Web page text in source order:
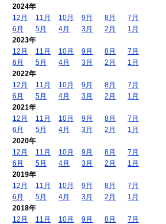
2024年
12月
11月 10月 9月 8月
7月
6月
5月 4月 3月 2月
1月
2023年
12月
11月 10月 9月 8月
7月
6月
5月 4月 3月 2月
1月
2022年
12月
11月 10月 9月 8月
7月
6月
5月 4月 3月 2月
1月
2021年
12月
11月 10月 9月 8月
7月
6月
5月 4月 3月 2月
1月
2020年
12月
11月 10月 9月 8月
7月
6月
5月 4月 3月 2月
1月
2019年
12月
11月 10月 9月 8月
7月
6月
5月 4月 3月 2月
1月
2018年
12月
11月 10月 9月 8月
7月